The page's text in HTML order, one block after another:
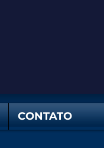
CONTATO